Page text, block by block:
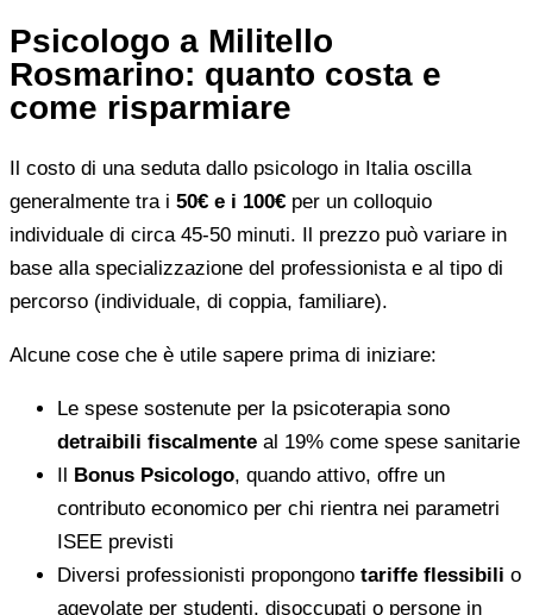
Psicologo a Militello
Rosmarino: quanto costa e
come risparmiare
Il costo di una seduta dallo psicologo in Italia oscilla
generalmente tra i 50€ e i 100€ per un colloquio
individuale di circa 45-50 minuti. Il prezzo può variare in
base alla specializzazione del professionista e al tipo di
percorso (individuale, di coppia, familiare).
Alcune cose che è utile sapere prima di iniziare:
Le spese sostenute per la psicoterapia sono
detraibili fiscalmente al 19% come spese sanitarie
Il Bonus Psicologo, quando attivo, offre un
contributo economico per chi rientra nei parametri
ISEE previsti
Diversi professionisti propongono tariffe flessibili o
agevolate per studenti, disoccupati o persone in